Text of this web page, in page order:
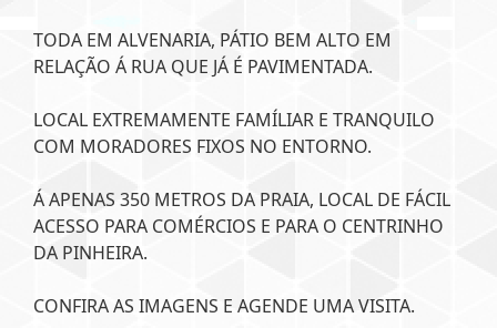
TODA EM ALVENARIA, PÁTIO BEM ALTO EM
RELAÇÃO Á RUA QUE JÁ É PAVIMENTADA.
LOCAL EXTREMAMENTE FAMÍLIAR E TRANQUILO
COM MORADORES FIXOS NO ENTORNO.
Á APENAS 350 METROS DA PRAIA, LOCAL DE FÁCIL
ACESSO PARA COMÉRCIOS E PARA O CENTRINHO
DA PINHEIRA.
CONFIRA AS IMAGENS E AGENDE UMA VISITA.